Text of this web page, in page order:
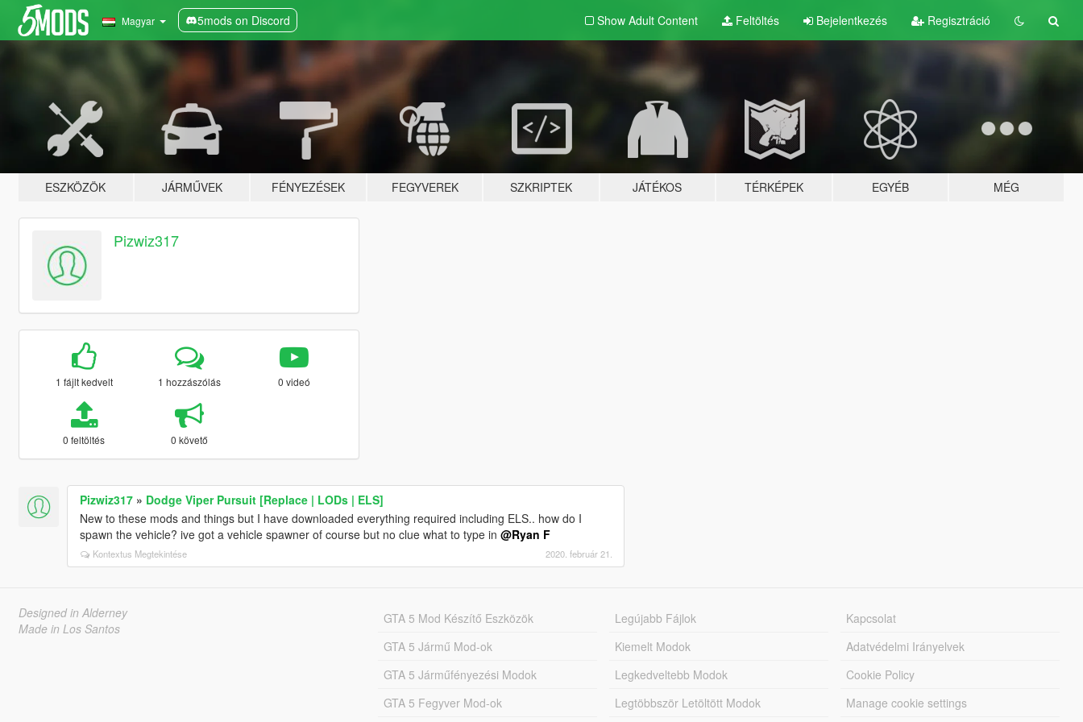
Magyar 5mods on Discord Show Adult Content Feltöltés Bejelentkezés Regisztráció
ESZKÖZÖK JÁRMŰVEK FÉNYEZÉSEK FEGYVEREK SZKRIPTEK JÁTÉKOS TÉRKÉPEK EGYÉB MÉG
Pizwiz317
1 fájlt kedvelt 1 hozzászólás 0 videó
0 feltöltés 0 követő
Pizwiz317» Dodge Viper Pursuit [Replace | LODs | ELS]
New to these mods and things but I have downloaded everything required including ELS.. how do I
spawn the vehicle? ive got a vehicle spawner of course but no clue what to type in @Ryan F
Kontextus Megtekintése 2020. február 21.
Designed in Alderney
Made in Los Santos
GTA 5 Mod Készítő Eszközök
GTA 5 Jármű Mod-ok
GTA 5 Járműfényezési Modok
GTA 5 Fegyver Mod-ok
Legújabb Fájlok
Kiemelt Modok
Legkedveltebb Modok
Legtöbbször Letöltött Modok
Kapcsolat
Adatvédelmi Irányelvek
Cookie Policy
Manage cookie settings